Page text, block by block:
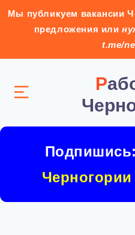
Мы публикуем вакансии
предложения или
t.me/
Работа в
Подпишись:
Черногории